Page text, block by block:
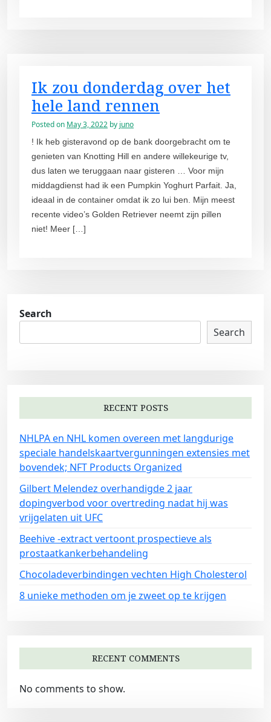
Ik zou donderdag over het
hele land rennen
Posted on May 3, 2022 by juno
! Ik heb gisteravond op de bank doorgebracht om te
genieten van Knotting Hill en andere willekeurige tv,
dus laten we teruggaan naar gisteren … Voor mijn
middagdienst had ik een Pumpkin Yoghurt Parfait. Ja,
ideaal in de container omdat ik zo lui ben. Mijn meest
recente video’s Golden Retriever neemt zijn pillen
niet! Meer […]
Search
Search
RECENT POSTS
NHLPA en NHL komen overeen met langdurige
speciale handelskaartvergunningen extensies met
bovendek; NFT Products Organized
Gilbert Melendez overhandigde 2 jaar
dopingverbod voor overtreding nadat hij was
vrijgelaten uit UFC
Beehive -extract vertoont prospectieve als
prostaatkankerbehandeling
Chocoladeverbindingen vechten High Cholesterol
8 unieke methoden om je zweet op te krijgen
RECENT COMMENTS
No comments to show.